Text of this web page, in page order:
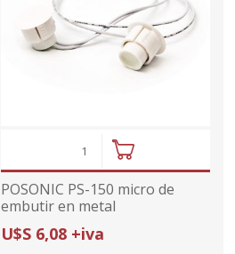
POSONIC PS-150 micro de
embutir en metal
U$S 6,08 +iva